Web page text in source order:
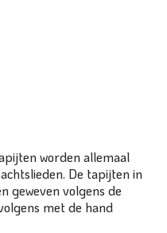
worden allemaal
De tapijten in
geweven volgens de
met de hand